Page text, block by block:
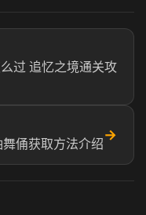
过 追忆之境通关攻
俑获取方法介绍
→